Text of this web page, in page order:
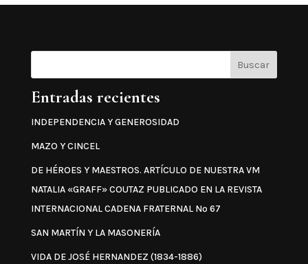
Buscar
Entradas recientes
INDEPENDENCIA Y GENEROSIDAD
MAZO Y CINCEL
DE HÉROES Y MAESTROS. ARTÍCULO DE NUESTRA VM
NATALIA «GRAFF» COUTAZ PUBLICADO EN LA REVISTA
INTERNACIONAL CADENA FRATERNAL Nº 67
SAN MARTÍN Y LA MASONERÍA
VIDA DE JOSÉ HERNANDEZ (1834-1886)